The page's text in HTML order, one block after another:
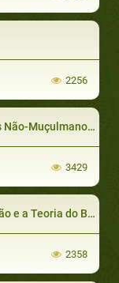
2256
(parte 1 de 2)
3429
do Bing Bang
2358